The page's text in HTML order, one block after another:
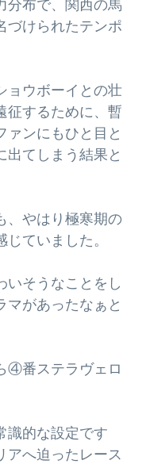
分布で、関西の馬
づけられたテンポ
ョウボーイとの壮
征するために、暫
ァンにもひと目と
てしまう結果と
、やはり極寒期の
ていました。
いそうなことをし
マがあったなぁと
④番ステラヴェロ
識的な設定です
アへ迫ったレース